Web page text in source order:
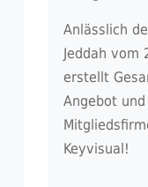
Anlässlich
Jeddah vom
erstellt
Angebot
Keyvisual!